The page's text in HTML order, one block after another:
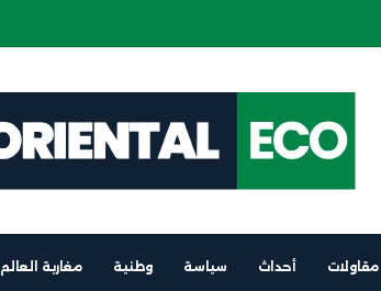
على متن باخرة الرابط بين برشلونة والناظور
مقاولات أحداث سياسة وطنية مغاربة العالم